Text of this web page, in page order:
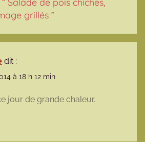
grillés ”
dit :
à 18 h 12 min
jour de grande chaleur.